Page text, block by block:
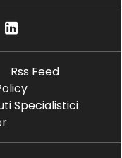
Rss Feed
Specialistici